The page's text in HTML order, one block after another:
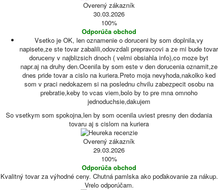
Overený zákazník
30.03.2026
100%
Odporúča obchod
Vsetko je OK, len oznamenie o doruceni by som doplnila,vy
napisete,ze ste tovar zabalili,odovzdali prepravcovi a ze mi bude tovar
doruceny v najblizsich dnoch ( velmi obsiahla info),co moze byt
napr.aj na druhy den.Ocenila by som este v den dorucenia oznamit,ze
dnes pride tovar a cislo na kuriera.Preto moja nevyhoda,nakolko ked
som v praci nedokazem si na poslednu chvilu zabezpecit osobu na
prebratie,keby to vcas viem,bolo by to pre mna omnoho
jednoduchsie,dakujem
So vsetkym som spokojna,len by som ocenila uviest presny den dodania
tovaru aj s cislom na kuriera
Overený zákazník
29.03.2026
100%
Odporúča obchod
Kvalitný tovar za výhodné ceny. Chutná pamlska ako poďakovanie za nákup.
Vrelo odporúčam.